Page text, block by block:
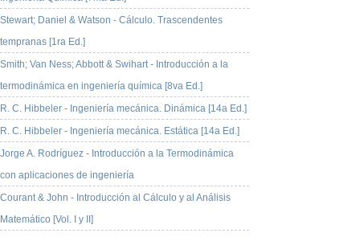
Stewart; Daniel & Watson - Cálculo. Trascendentes
tempranas [1ra Ed.]
Smith; Van Ness; Abbott & Swihart - Introducción a la
termodinámica en ingeniería química [8va Ed.]
R. C. Hibbeler - Ingeniería mecánica. Dinámica [14a Ed.]
R. C. Hibbeler - Ingeniería mecánica. Estática [14a Ed.]
Jorge A. Rodríguez - Introducción a la Termodinámica
con aplicaciones de ingeniería
Courant & John - Introducción al Cálculo y al Análisis
Matemático [Vol. I y II]